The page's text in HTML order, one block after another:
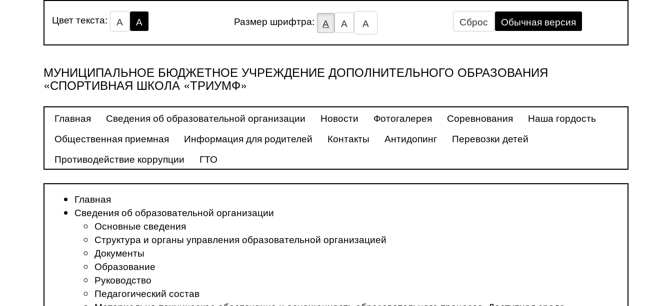
Цвет текста: А А Размер шрифтра: А А А Сброс Обычная версия
МУНИЦИПАЛЬНОЕ БЮДЖЕТНОЕ УЧРЕЖДЕНИЕ ДОПОЛНИТЕЛЬНОГО ОБРАЗОВАНИЯ
«СПОРТИВНАЯ ШКОЛА «ТРИУМФ»
Главная Сведения об образовательной организации Новости Фотогалерея Соревнования
Наша гордость
Общественная приемная
Информация для родителей Контакты Антидопинг
Перевозки детей
Противодействие коррупции
ГТО
Главная
Сведения об образовательной организации
Основные сведения
Структура и органы управления образовательной организацией
Документы
Образование
Руководство
Педагогический состав